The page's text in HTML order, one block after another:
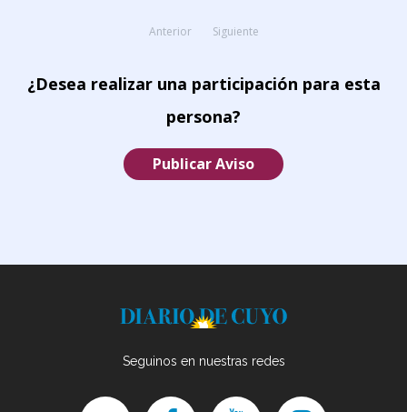
Anterior Siguiente
¿Desea realizar una participación para esta
persona?
Publicar Aviso
Seguinos en nuestras redes